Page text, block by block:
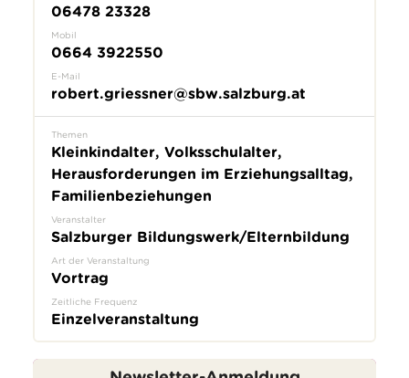
06478 23328
Mobil
0664 3922550
E-Mail
robert.griessner@sbw.salzburg.at
Themen
Kleinkindalter, Volksschulalter,
Herausforderungen im Erziehungsalltag,
Familienbeziehungen
Veranstalter
Salzburger Bildungswerk/Elternbildung
Art der Veranstaltung
Vortrag
Zeitliche Frequenz
Einzelveranstaltung